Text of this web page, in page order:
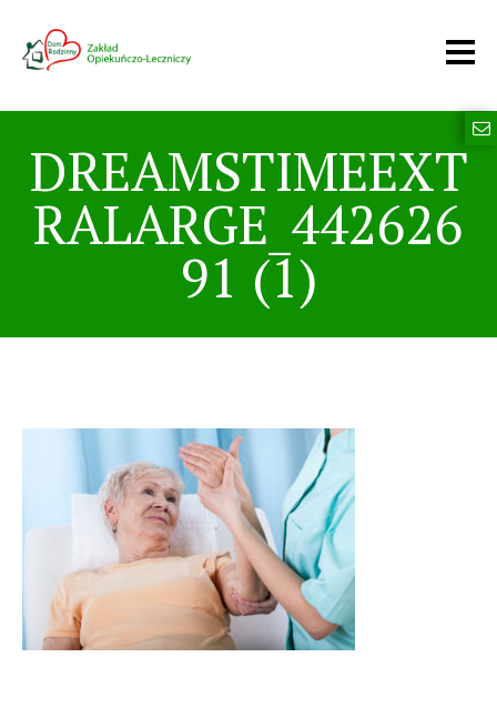
DREAMSTIMEEXT
RALARGE_442626
91 (1)